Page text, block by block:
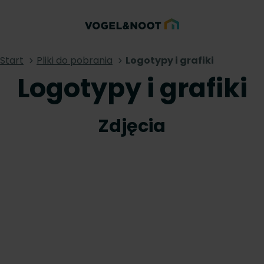
Start Pliki do pobrania Logotypy i grafiki
Logotypy i grafiki
Zdjęcia